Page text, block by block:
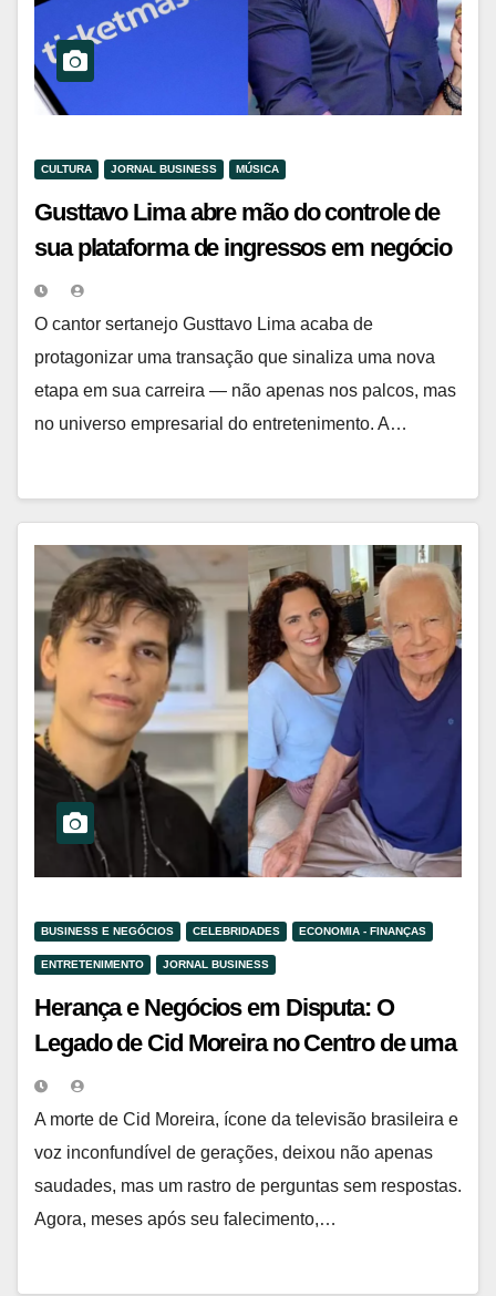
CULTURA JORNAL BUSINESS MÚSICA
Gusttavo Lima abre mão do controle de
sua plataforma de ingressos em negócio
estratégico com gigante global
O cantor sertanejo Gusttavo Lima acaba de
protagonizar uma transação que sinaliza uma nova
etapa em sua carreira — não apenas nos palcos, mas
no universo empresarial do entretenimento. A…
BUSINESS E NEGÓCIOS CELEBRIDADES ECONOMIA - FINANÇAS
ENTRETENIMENTO JORNAL BUSINESS
Herança e Negócios em Disputa: O
Legado de Cid Moreira no Centro de uma
Batalha Judicial Familiar
A morte de Cid Moreira, ícone da televisão brasileira e
voz inconfundível de gerações, deixou não apenas
saudades, mas um rastro de perguntas sem respostas.
Agora, meses após seu falecimento,…